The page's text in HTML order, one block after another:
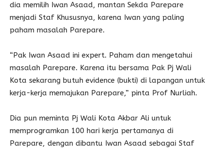
dia memilih Iwan Asaad, mantan Sekda Parepare
menjadi Staf Khususnya, karena Iwan yang paling
paham masalah Parepare.
“Pak Iwan Asaad ini expert. Paham dan mengetahui
masalah Parepare. Karena itu bersama Pak Pj Wali
Kota sekarang butuh evidence (bukti) di lapangan untuk
kerja-kerja memajukan Parepare,” pinta Prof Nurliah.
Dia pun meminta Pj Wali Kota Akbar Ali untuk
memprogramkan 100 hari kerja pertamanya di
Parepare, dengan dibantu Iwan Asaad sebagai Staf